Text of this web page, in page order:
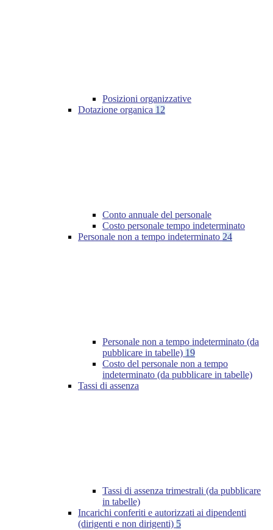
Posizioni organizzative
Dotazione organica 12
Conto annuale del personale
Costo personale tempo indeterminato
Personale non a tempo indeterminato 24
Personale non a tempo indeterminato (da
pubblicare in tabelle) 19
Costo del personale non a tempo
indeterminato (da pubblicare in tabelle)
Tassi di assenza
Tassi di assenza trimestrali (da pubblicare
in tabelle)
Incarichi conferiti e autorizzati ai dipendenti
(dirigenti e non dirigenti) 5